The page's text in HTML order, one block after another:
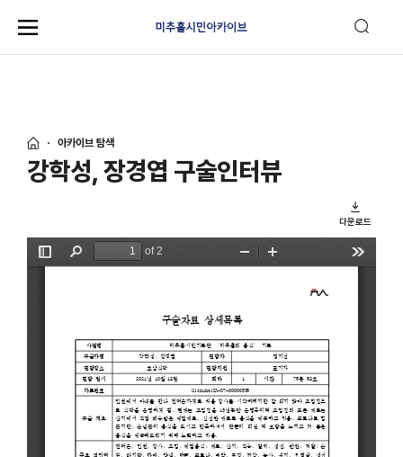
아카이브 탐색
강학성, 장경엽 구술인터뷰
다운로드